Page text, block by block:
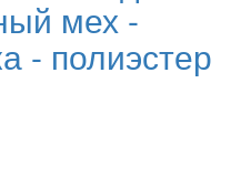
мех -
- полиэстер